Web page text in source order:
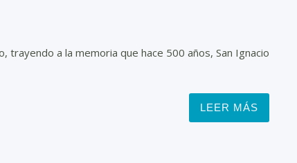
trayendo a la memoria que hace 500 años, San Ignacio
LEER MÁS